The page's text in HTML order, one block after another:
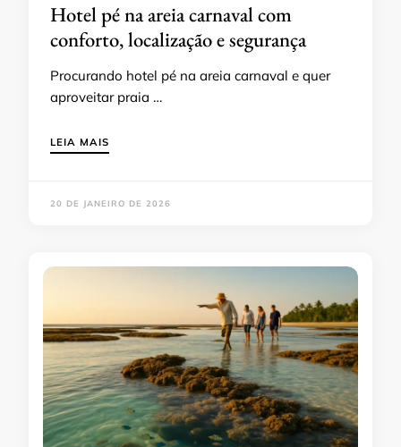
Hotel pé na areia carnaval com
conforto, localização e segurança
Procurando hotel pé na areia carnaval e quer
aproveitar praia …
LEIA MAIS
20 DE JANEIRO DE 2026